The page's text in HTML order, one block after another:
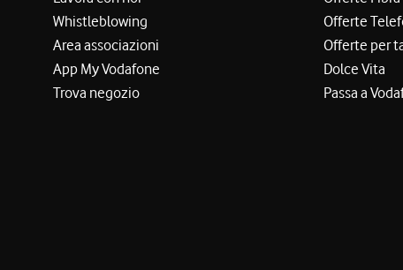
Whistleblowing
Area associazioni
App My Vodafone
Trova negozio
Offerte
Offerte per
Dolce Vita
Passa a